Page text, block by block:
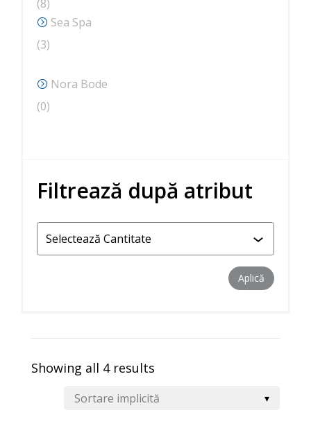
8
produse
Sea Spa
33
Nora Bode
00
Filtrează după atribut
Aplică Aplică
Showing all 4 results